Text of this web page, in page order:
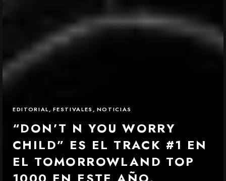
EDITORIAL, FESTIVALES , NOTICIAS
“DON’T N YOU WORRY
CHILD” ES EL TRACK #1 EN
EL TOMORROWLAND TOP